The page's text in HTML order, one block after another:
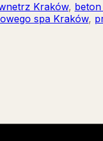
Kraków,
spa Kraków,